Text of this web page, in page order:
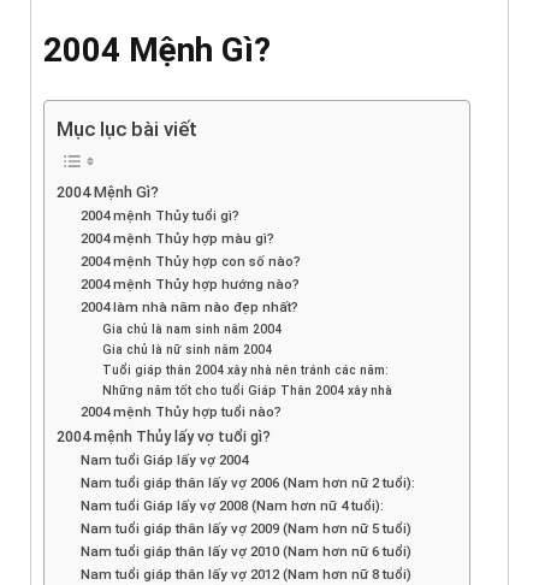
2004 Mệnh Gì?
Mục lục bài viết
2004 Mệnh Gì?
2004 mệnh Thủy tuổi gì?
2004 mệnh Thủy hợp màu gì?
2004 mệnh Thủy hợp con số nào?
2004 mệnh Thủy hợp hướng nào?
2004 làm nhà năm nào đẹp nhất?
Gia chủ là nam sinh năm 2004
Gia chủ là nữ sinh năm 2004
Tuổi giáp thân 2004 xây nhà nên tránh các năm:
Những năm tốt cho tuổi Giáp Thân 2004 xây nhà
2004 mệnh Thủy hợp tuổi nào?
2004 mệnh Thủy lấy vợ tuổi gì?
Nam tuổi Giáp lấy vợ 2004
Nam tuổi giáp thân lấy vợ 2006 (Nam hơn nữ 2 tuổi):
Nam tuổi Giáp lấy vợ 2008 (Nam hơn nữ 4 tuổi):
Nam tuổi giáp thân lấy vợ 2009 (Nam hơn nữ 5 tuổi)
Nam tuổi giáp thân lấy vợ 2010 (Nam hơn nữ 6 tuổi)
Nam tuổi giáp thân lấy vợ 2012 (Nam hơn nữ 8 tuổi)